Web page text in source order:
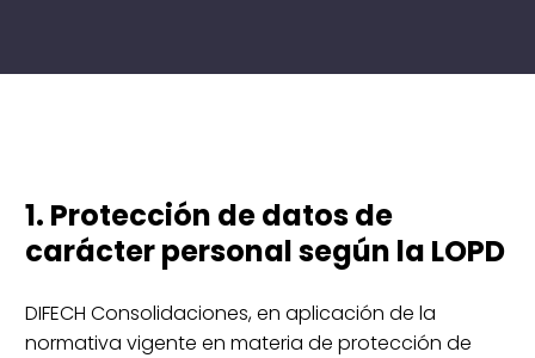
1. Protección de datos de
carácter personal según la LOPD
DIFECH Consolidaciones, en aplicación de la
normativa vigente en materia de protección de